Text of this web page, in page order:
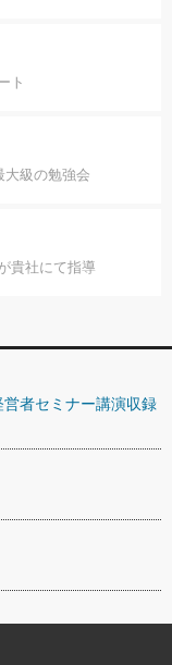
ト
大級の勉強会
貴社にて指導
営者セミナー講演収録